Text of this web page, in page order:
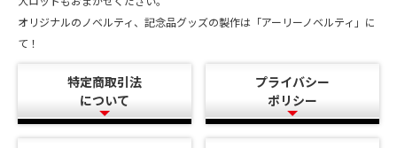
オリジナルのノベルティ、記念品グッズの製作は「アーリーノベルティ」に
て！
特定商取引法
について
プライバシー
ポリシー